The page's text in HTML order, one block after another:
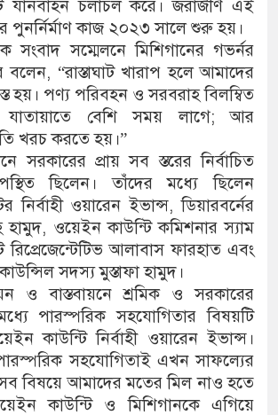
যানবাহন চলাচল করে। জরাজীর্ণ এই
কাজ ২০২৩ সালে শুরু হয়।
সংবাদ সম্মেলনে মিশিগানের গভর্নর
বলেন, “রাস্তাঘাট খারাপ হলে আমাদের
হয়। পণ্য পরিবহন ও সরবরাহ বিলম্বিত
যাতায়াতে বেশি সময় লাগে; আর
খরচ করতে হয়।”
সরকারের প্রায় সব স্তরের নির্বাচিত
ছিলেন। তাঁদের মধ্যে ছিলেন
নির্বাহী ওয়ারেন ইভান্স, ডিয়ারবর্নের
হামুদ, ওয়েইন কাউন্টি কমিশনার স্যাম
রিপ্রেজেন্টেটিভ আলাবাস ফারহাত এবং
সদস্য মুস্তাফা হামুদ।
ও বাস্তবায়নে শ্রমিক ও সরকারের
মধ্যে পারস্পরিক সহযোগিতার বিষয়টি
কাউন্টি নির্বাহী ওয়ারেন ইভান্স।
সহযোগিতাই এখন সাফল্যের
সব বিষয়ে আমাদের মতের মিল নাও হতে
কাউন্টি ও মিশিগানকে এগিয়ে